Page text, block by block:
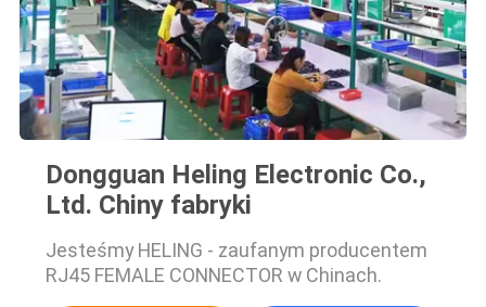
Dongguan Heling Electronic Co.,
Ltd. Chiny fabryki
Jesteśmy HELING - zaufanym producentem
RJ45 FEMALE CONNECTOR w Chinach.